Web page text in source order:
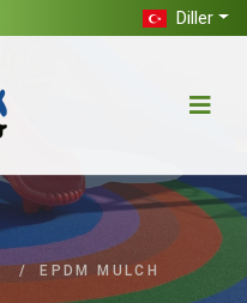
Diller
/ EPDM MULCH